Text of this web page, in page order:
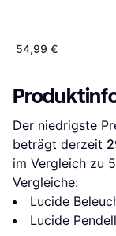
54,99 €
Der niedrigste
beträgt derzeit
im Vergleich zu 5
Vergleiche:
Lucide
Lucide